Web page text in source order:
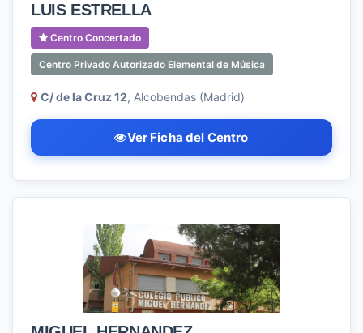
LUIS ESTRELLA
Centro Concertado
Centro Privado Autorizado Elemental de Música
C/ de la Cruz 12, Alcobendas (Madrid)
Ver Ficha del Centro